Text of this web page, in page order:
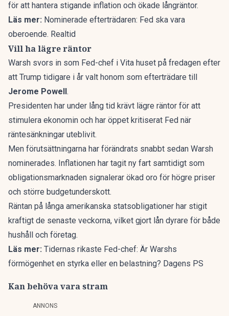
för att hantera stigande inflation och ökade långräntor.
Läs mer: Nominerade efterträdaren: Fed ska vara
oberoende. Realtid
Vill ha lägre räntor
Warsh svors in som Fed-chef i Vita huset på fredagen efter
att Trump tidigare i år valt honom som efterträdare till
Jerome Powell.
Presidenten har under lång tid krävt lägre räntor för att
stimulera ekonomin och har öppet kritiserat Fed när
räntesänkningar uteblivit.
Men förutsättningarna har förändrats snabbt sedan Warsh
nominerades. Inflationen har tagit ny fart samtidigt som
obligationsmarknaden signalerar ökad oro för högre priser
och större budgetunderskott.
Räntan på långa amerikanska statsobligationer har stigit
kraftigt de senaste veckorna, vilket gjort lån dyrare för både
hushåll och företag.
Läs mer: Tidernas rikaste Fed-chef: Är Warshs
förmögenhet en styrka eller en belastning? Dagens PS
Kan behöva vara stram
ANNONS